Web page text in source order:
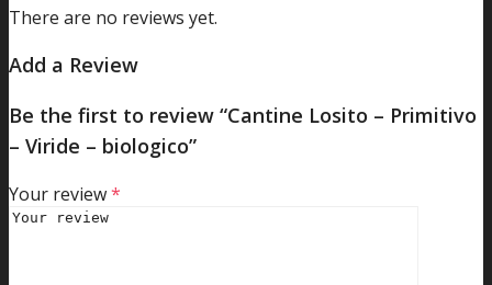
There are no reviews yet.
Add a Review
Be the first to review “Cantine Losito – Primitivo
– Viride – biologico”
Your review*